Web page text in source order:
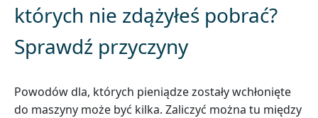
których nie zdążyłeś pobrać?
Sprawdź przyczyny
Powodów dla, których pieniądze zostały wchłonięte
do maszyny może być kilka. Zaliczyć można tu między